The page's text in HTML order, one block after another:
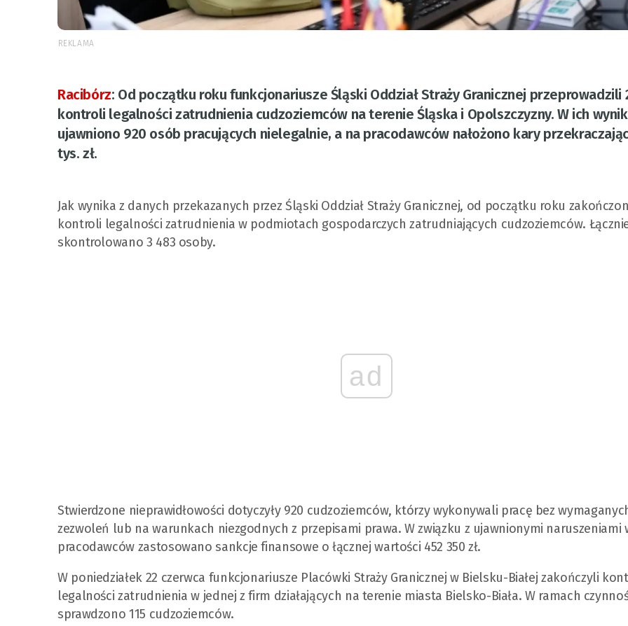
REKLAMA
Racibórz: Od początku roku funkcjonariusze Śląski Oddział Straży Granicznej przeprowadzili
kontroli legalności zatrudnienia cudzoziemców na terenie Śląska i Opolszczyzny. W ich
ujawniono 920 osób pracujących nielegalnie, a na pracodawców nałożono kary
tys. zł.
Jak wynika z danych przekazanych przez Śląski Oddział Straży Granicznej, od początku roku
kontroli legalności zatrudnienia w podmiotach gospodarczych zatrudniających cudzoziemców.
skontrolowano 3 483 osoby.
ad
Stwierdzone nieprawidłowości dotyczyły 920 cudzoziemców, którzy wykonywali pracę bez
zezwoleń lub na warunkach niezgodnych z przepisami prawa. W związku z ujawnionymi naruszeniami
pracodawców zastosowano sankcje finansowe o łącznej wartości 452 350 zł.
W poniedziałek 22 czerwca funkcjonariusze Placówki Straży Granicznej w Bielsku-Białej zakończyli
legalności zatrudnienia w jednej z firm działających na terenie miasta Bielsko-Biała. W ramach
sprawdzono 115 cudzoziemców.